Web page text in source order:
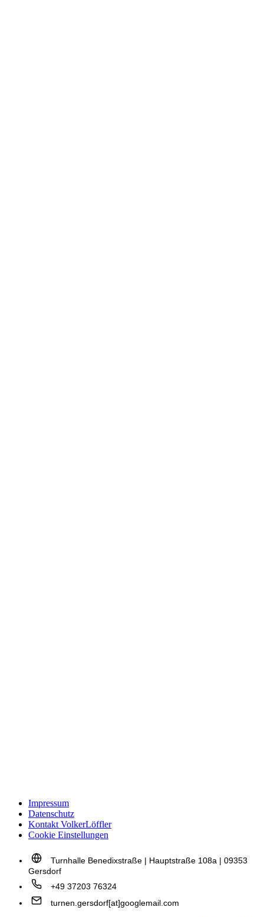
Impressum
Datenschutz
Kontakt VolkerLöffler
Cookie Einstellungen
Turnhalle Benedixstraße | Hauptstraße 108a | 09353
Gersdorf
+49 37203 76324
turnen.gersdorf[at]googlemail.com